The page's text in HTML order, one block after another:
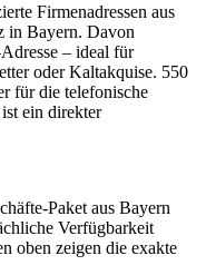
Firmenadressen aus
in Bayern. Davon
– ideal für
oder Kaltakquise. 550
für die telefonische
ein direkter
-Paket aus Bayern
Verfügbarkeit
oben zeigen die exakte